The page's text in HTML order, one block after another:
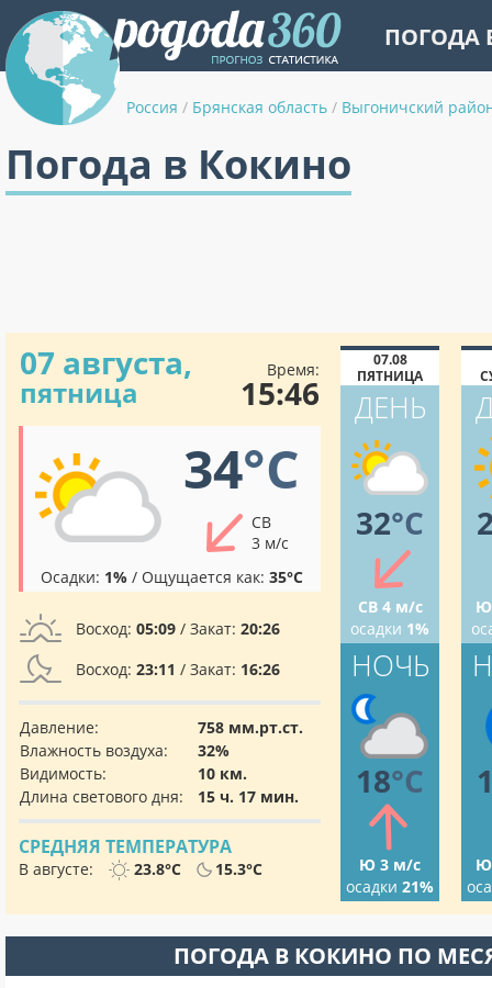
ПОГОДА
Россия / Брянская область / Выгоничский
Погода в Кокино
07 августа,
пятница
Время:
15:46
34°C
СВ
3 м/с
Осадки: 1% / Ощущается как: 35°C
Восход: 05:09 / Закат: 20:26
Восход: 23:11 / Закат: 16:26
Давление:
758 мм.рт.ст.
Влажность воздуха:
32%
Видимость:
10 км.
Длина светового дня:
15 ч. 17 мин.
СРЕДНЯЯ ТЕМПЕРАТУРА
В августе: 23.8°C 15.3°C
07.08
ПЯТНИЦА
ДЕНЬ
32°C
СВ 4 м/с
осадки 1%
НОЧЬ
18°C
Ю 3 м/с
осадки 21%
ПОГОДА В КОКИНО ПО